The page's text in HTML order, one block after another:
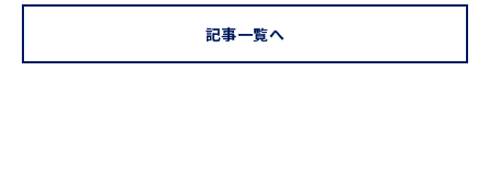
記事一覧へ